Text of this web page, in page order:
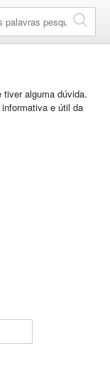
alguma dúvida.
e útil da